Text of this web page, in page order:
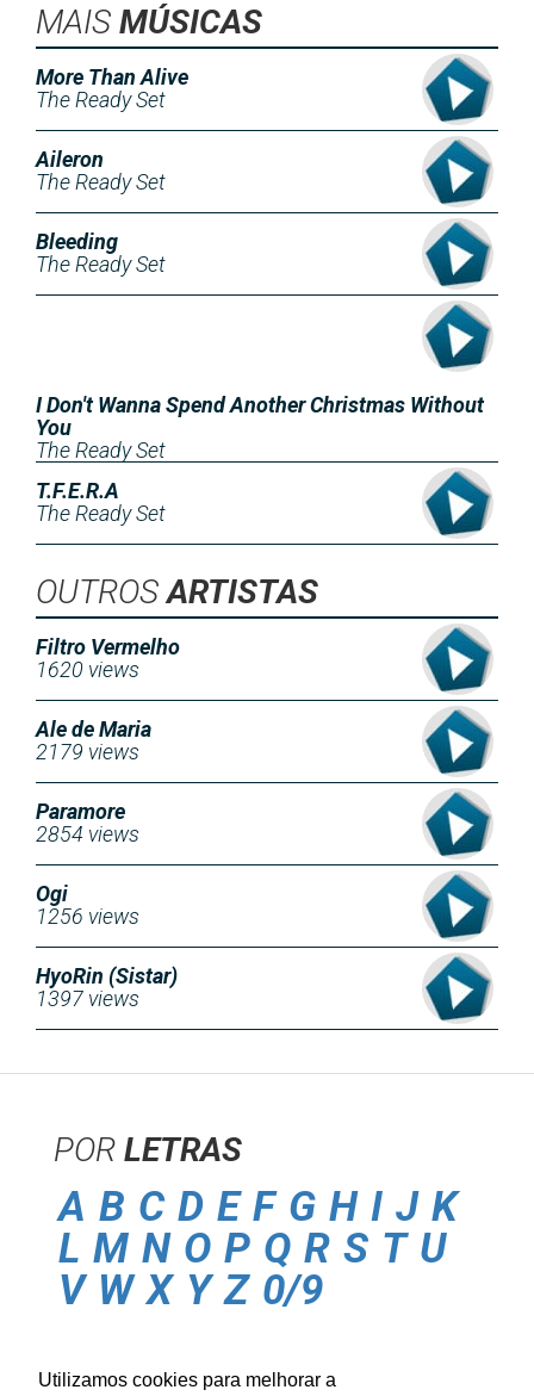
Utilizamos cookies para melhorar a
MAIS MÚSICAS
More Than Alive
The Ready Set
Aileron
The Ready Set
Bleeding
The Ready Set
I Don't Wanna Spend Another Christmas Without
You
The Ready Set
T.F.E.R.A
The Ready Set
OUTROSARTISTAS
Filtro Vermelho
1620 views
Ale de Maria
2179 views
Paramore
2854 views
Ogi
1256 views
HyoRin (Sistar)
1397 views
POR LETRAS
A B C D E F G H I J K
L M N O P Q R S T U
V W X Y Z 0/9
POLITICA DEPRIVACIDADE